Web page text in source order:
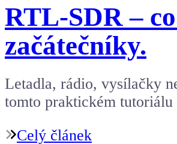
RTL-SDR –
začátečníky.
Letadla, rádio, vysílačky
tomto praktickém
Celý článek